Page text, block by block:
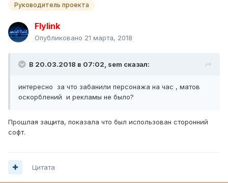
Руководитель проекта
Flylink
Опубликовано 21 марта, 2018
В 20.03.2018 в 07:02, sem сказал:
интересно за что забанили персонажа на час , матов
оскорблений и рекламы не было?
Прошлая защита, показала что был использован сторонний
софт.
Цитата